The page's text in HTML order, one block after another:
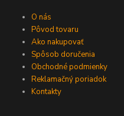
O nás
Pôvod tovaru
Ako nakupovať
Spôsob doručenia
Obchodné podmienky
Reklamačný poriadok
Kontakty